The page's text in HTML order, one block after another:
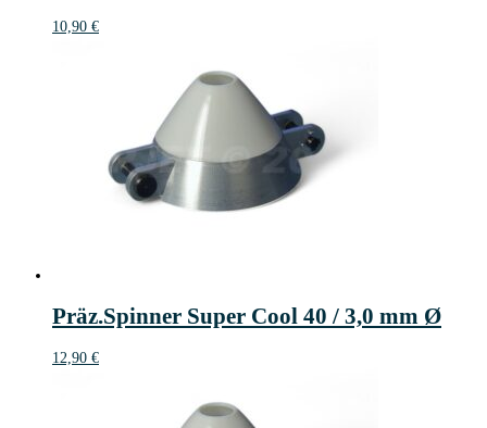
10,90 €
Präz.Spinner Super Cool 40 / 3,0 mm Ø
12,90 €